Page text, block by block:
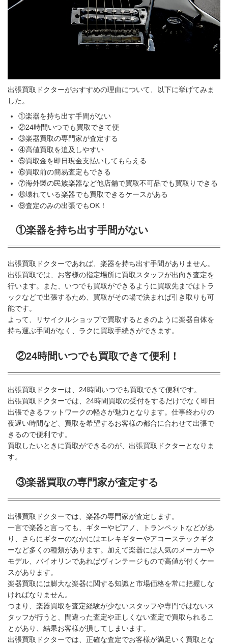
出張買取ドクターがおすすめの理由について、以下に挙げてみま
した。
①楽器を持ち出す手間がない
②24時間いつでも買取できて便
③楽器買取の専門家が査定する
④高値買取を追及しやすい
⑤買取金を即日現金支払いしてもらえる
⑥買取前の簡易査定もできる
⑦海外製の民族楽器など他店舗で買取不可品でも買取りできる
⑧壊れている楽器でも買取できるケースがある
⑨査定のみの出張でもOK！
①楽器を持ち出す手間がない
出張買取ドクターであれば、楽器を持ち出す手間がありません。
出張買取では、お客様の指定場所に買取スタッフが出向き査定を
行います。また、いつでも買取ができるように買取先まではトラ
ックなどで出張するため、買取がその場で決まれば引き取りも可
能です。
よって、リサイクルショップで買取するときのように楽器自体を
持ち運ぶ手間がなく、ラクに買取手続きができます。
②24時間いつでも買取できて便利！
出張買取ドクターは、24時間いつでも買取できて便利です。
出張買取ドクターでは、24時間買取の受付をするだけでなく即日
出張できるフットワークの軽さが魅力となります。仕事終わりの
夜遅い時間など、買取を希望するお客様の都合に合わせて出張で
きるので便利です。
買取したいときに買取ができるのが、出張買取ドクターとなりま
す。
③楽器買取の専門家が査定する
出張買取ドクターでは、楽器の専門家が査定します。
一言で楽器と言っても、ギターやピアノ、トランペットなどがあ
り、さらにギターのなかにはエレキギターやアコーステックギタ
ーなど多くの種類があります。加えて楽器には人気のメーカーや
モデル、バイオリンであればヴィンテージもので高値が付くケー
スがあります。
楽器買取には膨大な楽器に関する知識と市場価格を常に把握しな
ければなりません。
つまり、楽器買取を査定経験が少ないスタッフや専門ではないス
タッフが行うと、間違った査定や正しくない査定で買取られるこ
とがあり、結果お客様が損してしまいます。
出張買取ドクターでは、正確な査定でお客様が満足いく買取とな